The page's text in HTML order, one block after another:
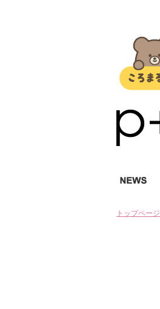
トップページ